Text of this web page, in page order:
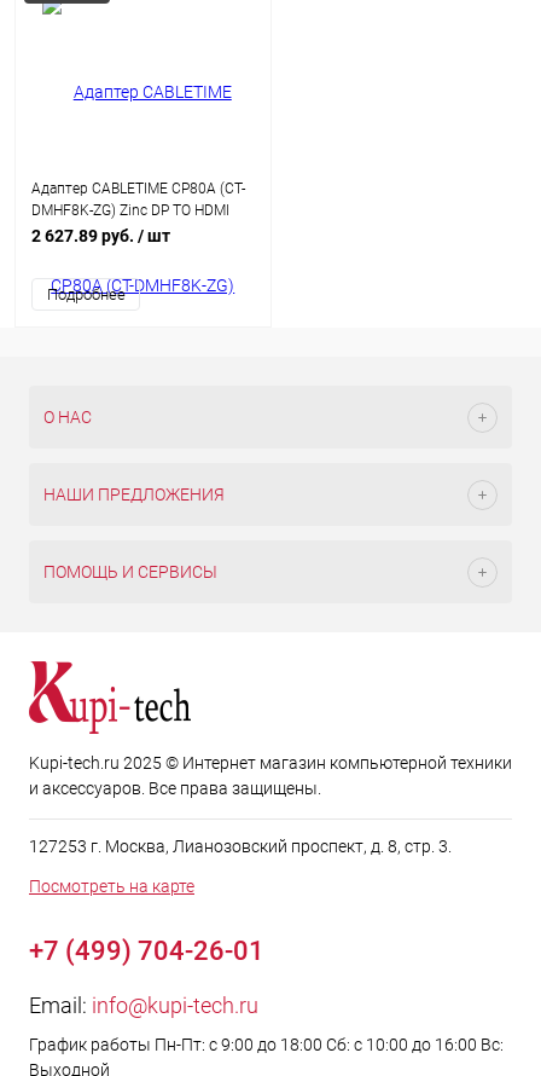
Адаптер CABLETIME CP80A (CT-
DMHF8K-ZG) Zinc DP TO HDMI
8K/60 Гц
2 627.89 руб. / шт
Подробнее
О НАС
НАШИ ПРЕДЛОЖЕНИЯ
ПОМОЩЬ И СЕРВИСЫ
Kupi-tech.ru 2025 © Интернет магазин компьютерной техники
и аксессуаров. Все права защищены.
127253 г. Москва, Лианозовский проспект, д. 8, стр. 3.
Посмотреть на карте
+7 (499) 704-26-01
Email: info@kupi-tech.ru
График работы Пн-Пт: с 9:00 до 18:00 Сб: с 10:00 до 16:00 Вс:
Выходной